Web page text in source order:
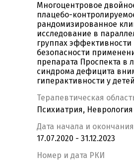
Многоцентровое
плацебо-
рандомизированное
исследование в
группах эффективности
безопасности
препарата Проспекта в
синдрома дефицита
гиперактивности у детей
Терапевтическая
Психиатрия, Неврология
Дата начала и
17.07.2020 - 31.12.2023
Номер и дата РКИ